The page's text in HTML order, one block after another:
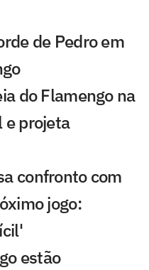
de Pedro em
do Flamengo na
projeta
confronto com
jogo:
estão